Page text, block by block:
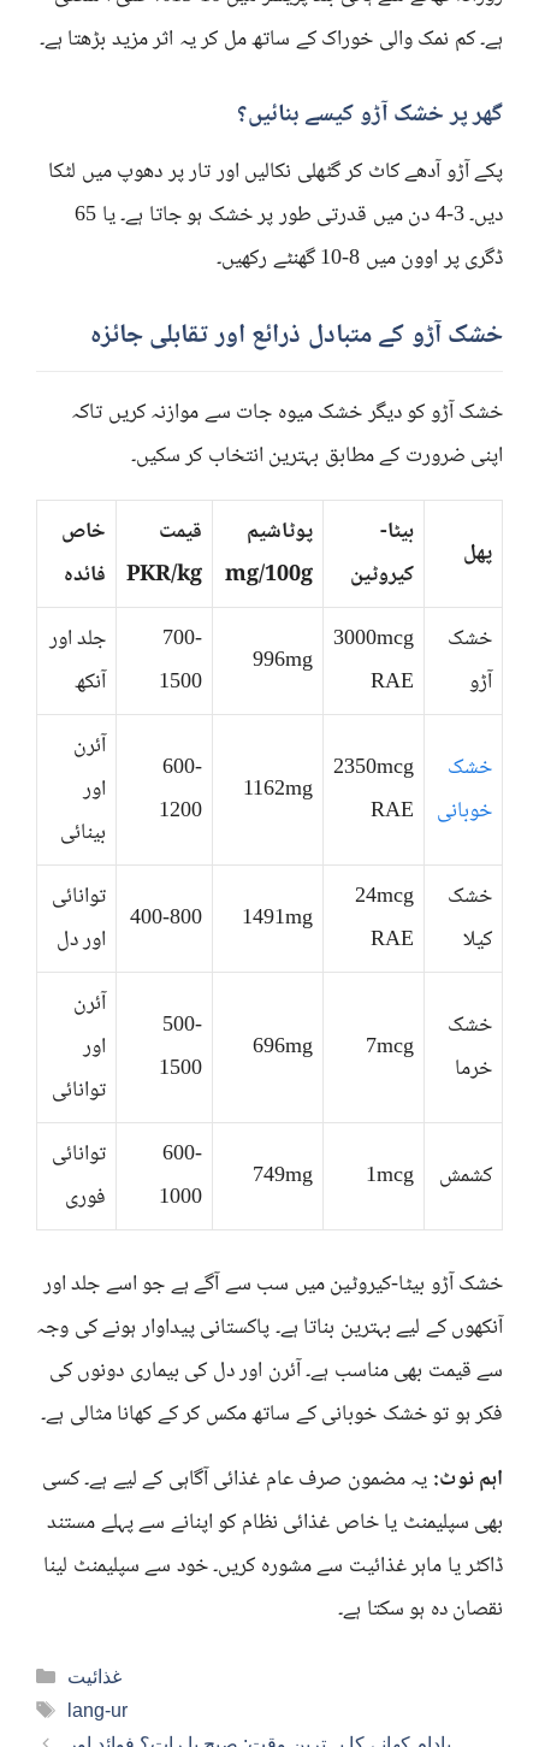
ہے۔ کم نمک والی خوراک کے ساتھ مل کر یہ اثر مزید بڑھتا ہے۔
گھر پر خشک آڑو کیسے بنائیں؟
پکے آڑو آدھے کاٹ کر گٹھلی نکالیں اور تار پر دھوپ میں لٹکا
دیں۔ 3-4 دن میں قدرتی طور پر خشک ہو جاتا ہے۔ یا 65
ڈگری پر اوون میں 8-10 گھنٹے رکھیں۔
خشک آڑو کے متبادل ذرائع اور تقابلی جائزہ
خشک آڑو کو دیگر خشک میوہ جات سے موازنہ کریں تاکہ
اپنی ضرورت کے مطابق بہترین انتخاب کر سکیں۔
پھل
بیٹا-
کیروٹین
پوٹاشیم
mg/100g
قیمت
PKR/kg
خاص
فائدہ
خشک
آڑو
3000mcg
RAE
996mg
700-
1500
جلد اور
آنکھ
خشک
خوبانی
2350mcg
RAE
1162mg
600-
1200
آئرن
اور
بینائی
خشک
کیلا
24mcg
RAE
1491mg
400-800
توانائی
اور دل
خشک
خرما
7mcg
696mg
500-
1500
آئرن
اور
توانائی
کشمش 1mcg
749mg
600-
1000
توانائی
فوری
خشک آڑو بیٹا-کیروٹین میں سب سے آگے ہے جو اسے جلد اور
آنکھوں کے لیے بہترین بناتا ہے۔ پاکستانی پیداوار ہونے کی وجہ
سے قیمت بھی مناسب ہے۔ آئرن اور دل کی بیماری دونوں کی
فکر ہو تو خشک خوبانی کے ساتھ مکس کر کے کھانا مثالی ہے۔
اہم نوٹ: یہ مضمون صرف عام غذائی آگاہی کے لیے ہے۔ کسی
بھی سپلیمنٹ یا خاص غذائی نظام کو اپنانے سے پہلے مستند
ڈاکٹر یا ماہر غذائیت سے مشورہ کریں۔ خود سے سپلیمنٹ لینا
نقصان دہ ہو سکتا ہے۔
Categories
غذائیت
Tags
lang-ur